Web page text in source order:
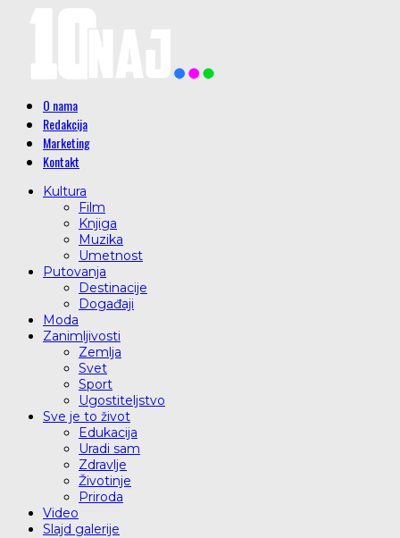
O nama
Redakcija
Marketing
Kontakt
Kultura
Film
Knjiga
Muzika
Umetnost
Putovanja
Destinacije
Događaji
Moda
Zanimljivosti
Zemlja
Svet
Sport
Ugostiteljstvo
Sve je to život
Edukacija
Uradi sam
Zdravlje
Životinje
Priroda
Video
Slajd galerije